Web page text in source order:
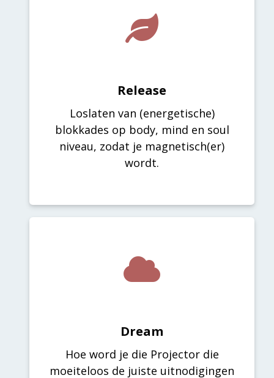
Release
Loslaten van (energetische)
blokkades op body, mind en soul
niveau, zodat je magnetisch(er)
wordt.
Dream
Hoe word je die Projector die
moeiteloos de juiste uitnodigingen